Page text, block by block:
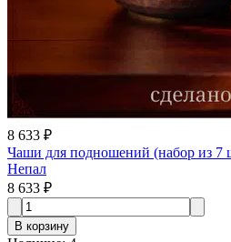
8 633 ₽
Чаши для подношений (набор из 7
Непал
8 633 ₽
В корзину